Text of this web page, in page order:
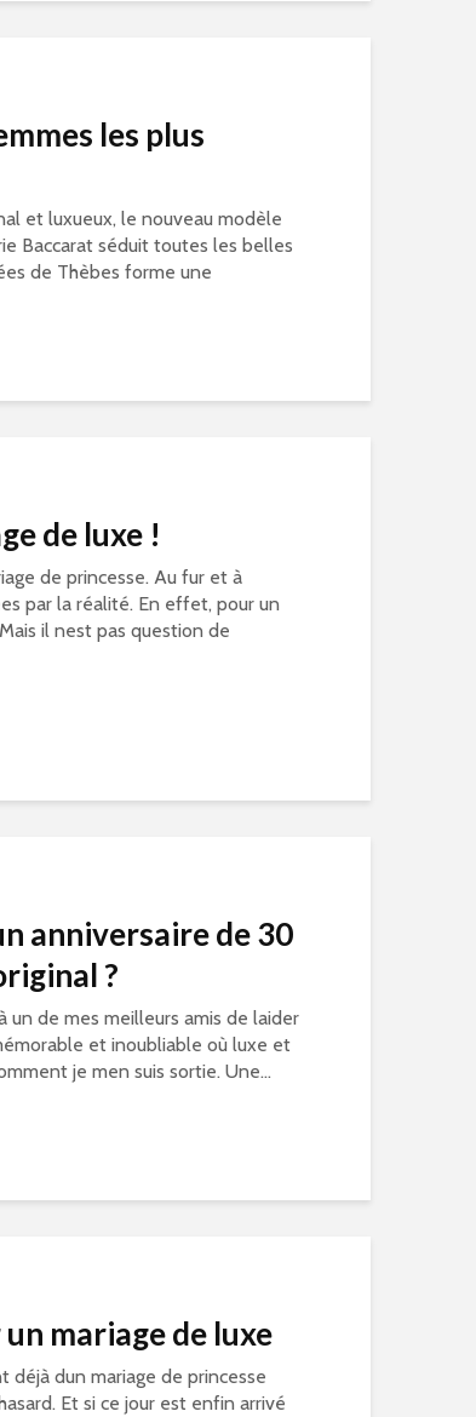
les plus
et luxueux, le nouveau modèle
Baccarat séduit toutes les belles
de Thèbes forme une
de luxe !
de princesse. Au fur et à
par la réalité. En effet, pour un
il nest pas question de
anniversaire de 30
?
un de mes meilleurs amis de laider
et inoubliable où luxe et
je men suis sortie. Une...
mariage de luxe
dun mariage de princesse
Et si ce jour est enfin arrivé